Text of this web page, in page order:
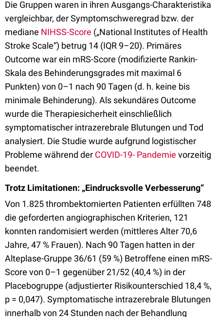
Die Gruppen waren in ihren Ausgangs-Charakteristika
vergleichbar, der Symptomschweregrad bzw. der
mediane NIHSS-Score („National Institutes of Health
Stroke Scale“) betrug 14 (IQR 9–20). Primäres
Outcome war ein mRS-Score (modifizierte Rankin-
Skala des Behinderungsgrades mit maximal 6
Punkten) von 0–1 nach 90 Tagen (d. h. keine bis
minimale Behinderung). Als sekundäres Outcome
wurde die Therapiesicherheit einschließlich
symptomatischer intrazerebrale Blutungen und Tod
analysiert. Die Studie wurde aufgrund logistischer
Probleme während der COVID-19- Pandemie vorzeitig
beendet.
Trotz Limitationen: „Eindrucksvolle Verbesserung“
Von 1.825 thrombektomierten Patienten erfüllten 748
die geforderten angiographischen Kriterien, 121
konnten randomisiert werden (mittleres Alter 70,6
Jahre, 47 % Frauen). Nach 90 Tagen hatten in der
Alteplase-Gruppe 36/61 (59 %) Betroffene einen mRS-
Score von 0–1 gegenüber 21/52 (40,4 %) in der
Placebogruppe (adjustierter Risikounterschied 18,4 %,
p = 0,047). Symptomatische intrazerebrale Blutungen
innerhalb von 24 Stunden nach der Behandlung